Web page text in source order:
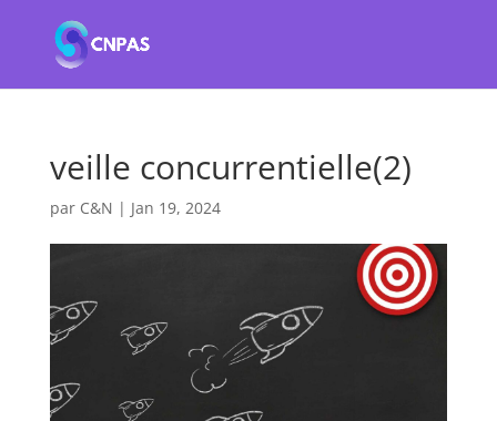
veille concurrentielle(2)
par C&N | Jan 19, 2024